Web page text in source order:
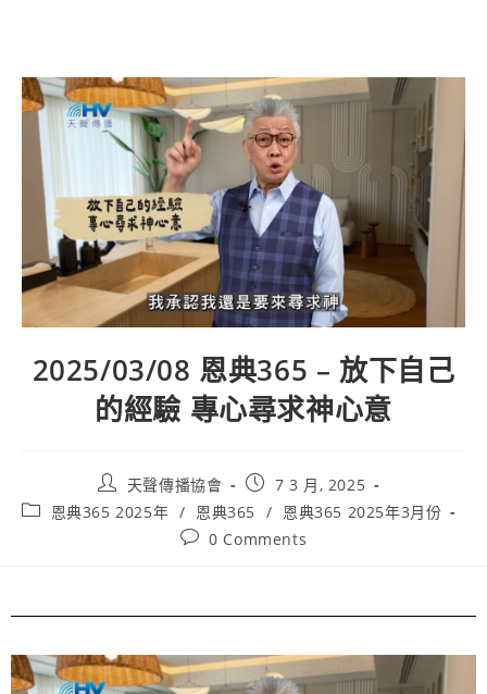
2025/03/08 恩典365 – 放下自己
的經驗 專心尋求神心意
天聲傳播協會
7 3 月, 2025
恩典365 2025年 / 恩典365 /
恩典365 2025年3月份
0 Comments